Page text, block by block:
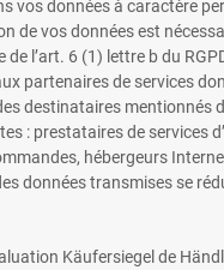
vos données à caractère
de vos données est
l’art. 6 (1) lettre b du
partenaires de services
destinataires
: prestataires de services
hébergeurs
données transmises se
Käufersiegel de